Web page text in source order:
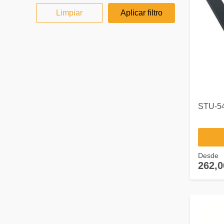
Limpiar Aplicar filtro
STU-
Desde